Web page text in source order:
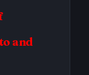
and